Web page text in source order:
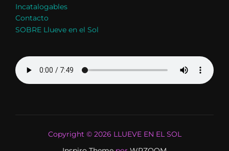
Incatalogables
Contacto
SOBRE Llueve en el Sol
Copyright © 2026 LLUEVE EN EL SOL